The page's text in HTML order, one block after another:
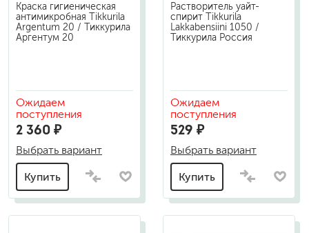
Краска гигиеническая
антимикробная Tikkurila
Argentum 20 / Тиккурила
Аргентум 20
Ожидаем
поступления
2 360 ₽
Выбрать вариант
Купить
Растворитель уайт-
спирит Tikkurila
Lakkabensiini 1050 /
Тиккурила Россия
Ожидаем
поступления
529 ₽
Выбрать вариант
Купить